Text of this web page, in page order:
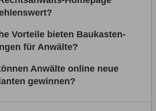
Vorteile bieten Baukasten-
für Anwälte?
Anwälte online neue
gewinnen?